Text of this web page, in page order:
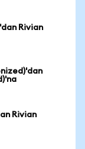
Rivian
Rivian